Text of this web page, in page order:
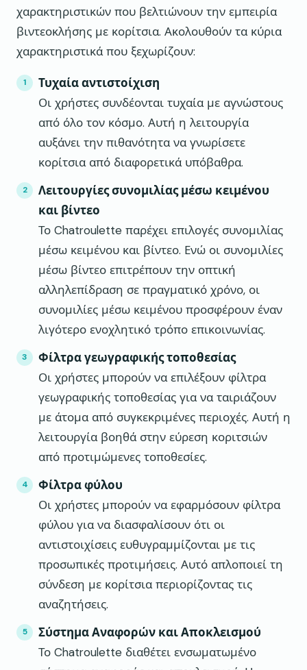
χαρακτηριστικών που βελτιώνουν την εμπειρία
βιντεοκλήσης με κορίτσια. Ακολουθούν τα κύρια
χαρακτηριστικά που ξεχωρίζουν:
Τυχαία αντιστοίχιση
Οι χρήστες συνδέονται τυχαία με αγνώστους
από όλο τον κόσμο. Αυτή η λειτουργία
αυξάνει την πιθανότητα να γνωρίσετε
κορίτσια από διαφορετικά υπόβαθρα.
Λειτουργίες συνομιλίας μέσω κειμένου
και βίντεο
Το Chatroulette παρέχει επιλογές συνομιλίας
μέσω κειμένου και βίντεο. Ενώ οι συνομιλίες
μέσω βίντεο επιτρέπουν την οπτική
αλληλεπίδραση σε πραγματικό χρόνο, οι
συνομιλίες μέσω κειμένου προσφέρουν έναν
λιγότερο ενοχλητικό τρόπο επικοινωνίας.
Φίλτρα γεωγραφικής τοποθεσίας
Οι χρήστες μπορούν να επιλέξουν φίλτρα
γεωγραφικής τοποθεσίας για να ταιριάζουν
με άτομα από συγκεκριμένες περιοχές. Αυτή η
λειτουργία βοηθά στην εύρεση κοριτσιών
από προτιμώμενες τοποθεσίες.
Φίλτρα φύλου
Οι χρήστες μπορούν να εφαρμόσουν φίλτρα
φύλου για να διασφαλίσουν ότι οι
αντιστοιχίσεις ευθυγραμμίζονται με τις
προσωπικές προτιμήσεις. Αυτό απλοποιεί τη
σύνδεση με κορίτσια περιορίζοντας τις
αναζητήσεις.
Σύστημα Αναφορών και Αποκλεισμού
Το Chatroulette διαθέτει ενσωματωμένο